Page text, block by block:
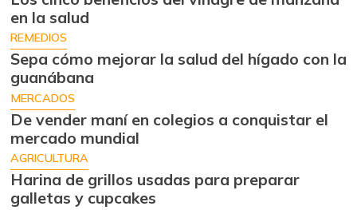
en la salud
REMEDIOS
Sepa cómo mejorar la salud del hígado con la
guanábana
MERCADOS
De vender maní en colegios a conquistar el
mercado mundial
AGRICULTURA
Harina de grillos usadas para preparar
galletas y cupcakes